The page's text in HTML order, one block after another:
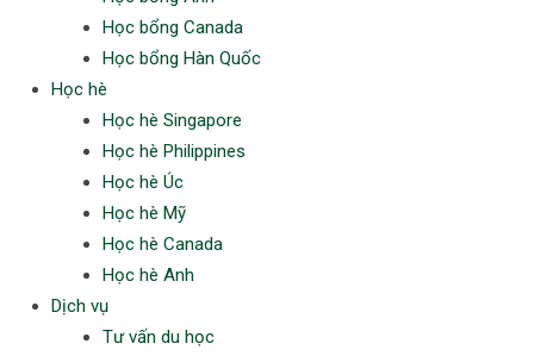
Học bổng Canada
Học bổng Hàn Quốc
Học hè
Học hè Singapore
Học hè Philippines
Học hè Úc
Học hè Mỹ
Học hè Canada
Học hè Anh
Dịch vụ
Tư vấn du học